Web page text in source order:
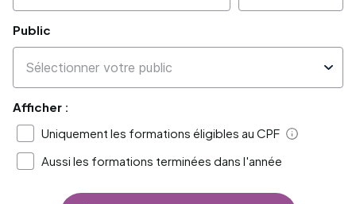
Public
Afficher :
Uniquement les formations éligibles au CPF
Aide
Aussi les formations terminées dans l'année